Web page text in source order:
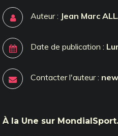
Auteur : Jean Marc
Date de publication :
Contacter l'auteur :
À la Une sur